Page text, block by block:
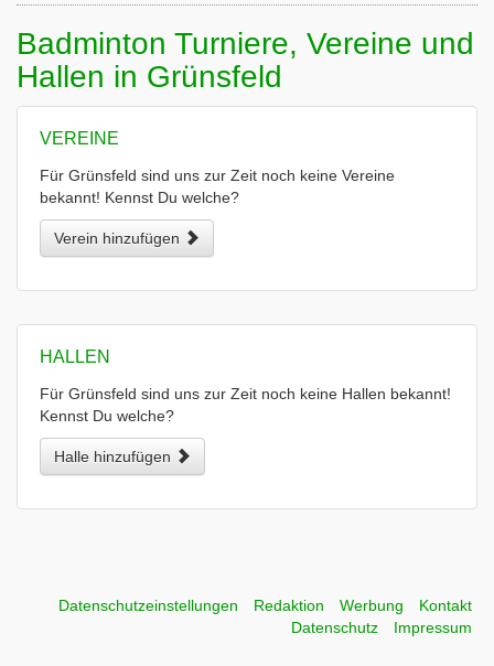
Badminton Turniere, Vereine und
Hallen in Grünsfeld
VEREINE
Für Grünsfeld sind uns zur Zeit noch keine Vereine
bekannt! Kennst Du welche?
Verein hinzufügen
HALLEN
Für Grünsfeld sind uns zur Zeit noch keine Hallen bekannt!
Kennst Du welche?
Halle hinzufügen
Datenschutzeinstellungen Redaktion Werbung
Kontakt
Datenschutz
Impressum